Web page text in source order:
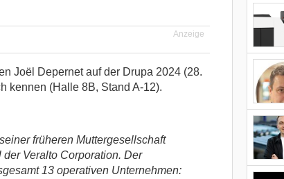
Anzeige
Joël Depernet auf der Drupa 2024 (28.
kennen (Halle 8B, Stand A-12).
früheren Muttergesellschaft
Veralto Corporation. Der
13 operativen Unternehmen: